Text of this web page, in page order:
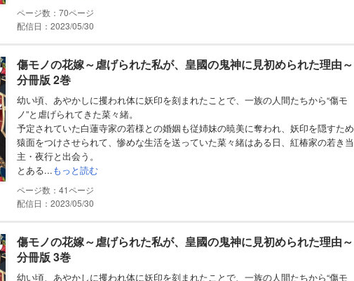
70
配信日：2023/05/30
傷モノの花嫁～虐げられた私が、皇國の鬼神に見初められた理由～
分冊版 2巻
幼い頃、あやかしに攫われ体に妖印を刻まれたことで、一族の人間たちから“傷モ
ノ”と虐げられてきた菜々緒。
予定されていた白蓮寺家の若様との婚姻も従姉妹の暁美に奪われ、妖印を隠すため
猿面をつけさせられて、惨めな生活を送っていた菜々緒はある日、紅椿家の若き当
主・夜行と出会う。
とある...もっと読む
41
配信日：2023/05/30
傷モノの花嫁～虐げられた私が、皇國の鬼神に見初められた理由～
分冊版 3巻
幼い頃、あやかしに攫われ体に妖印を刻まれたことで、一族の人間たちから“傷モ